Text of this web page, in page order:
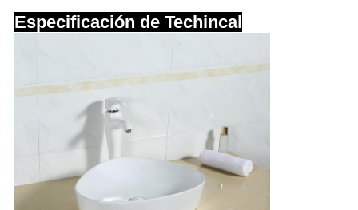
Especificación de Techincal